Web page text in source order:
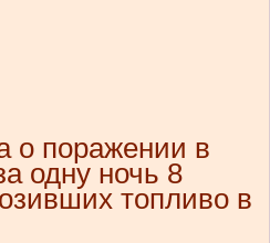
о поражении в
одну ночь 8
топливо в